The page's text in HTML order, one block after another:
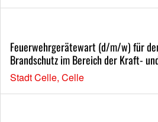
Feuerwehrgerätewart (d/m/w) für
Brandschutz im Bereich der Kraft-
Stadt Celle, Celle